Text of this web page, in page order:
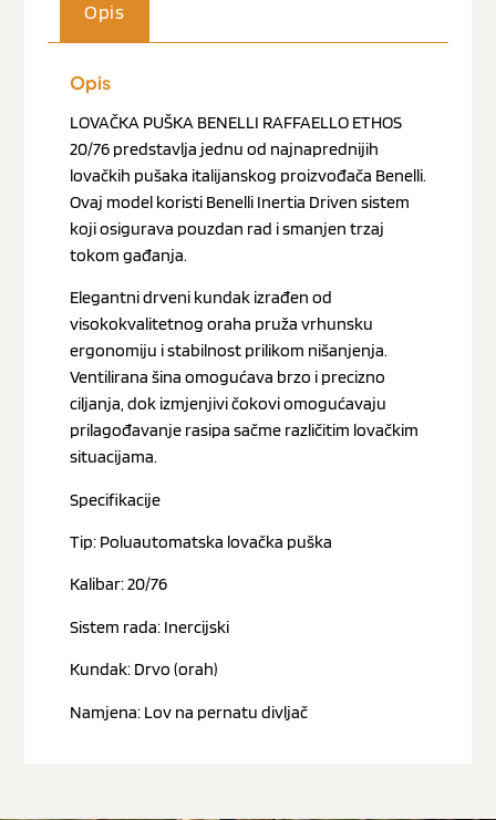
Opis
Opis
LOVAČKA PUŠKA BENELLI RAFFAELLO ETHOS
20/76 predstavlja jednu od najnaprednijih
lovačkih pušaka italijanskog proizvođača Benelli.
Ovaj model koristi Benelli Inertia Driven sistem
koji osigurava pouzdan rad i smanjen trzaj
tokom gađanja.
Elegantni drveni kundak izrađen od
visokokvalitetnog oraha pruža vrhunsku
ergonomiju i stabilnost prilikom nišanjenja.
Ventilirana šina omogućava brzo i precizno
ciljanja, dok izmjenjivi čokovi omogućavaju
prilagođavanje rasipa sačme različitim lovačkim
situacijama.
Specifikacije
Tip: Poluautomatska lovačka puška
Kalibar: 20/76
Sistem rada: Inercijski
Kundak: Drvo (orah)
Namjena: Lov na pernatu divljač